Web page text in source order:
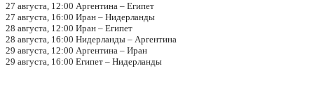
27 августа, 12:00 Аргентина – Египет
27 августа, 16:00 Иран – Нидерланды
28 августа, 12:00 Иран – Египет
28 августа, 16:00 Нидерланды – Аргентина
29 августа, 12:00 Аргентина – Иран
29 августа, 16:00 Египет – Нидерланды